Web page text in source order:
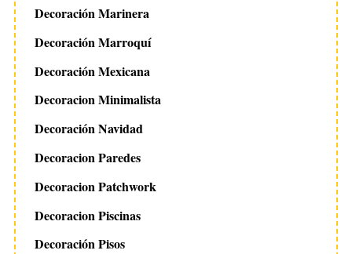
Decoración Marinera
Decoración Marroquí
Decoración Mexicana
Decoracion Minimalista
Decoración Navidad
Decoracion Paredes
Decoracion Patchwork
Decoracion Piscinas
Decoración Pisos